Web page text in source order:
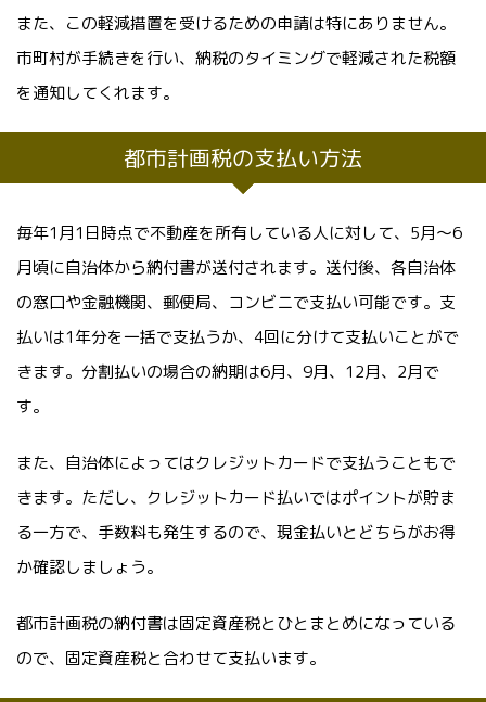
また、この軽減措置を受けるための申請は特にありません。
市町村が手続きを行い、納税のタイミングで軽減された税額
を通知してくれます。
都市計画税の支払い方法
毎年1月1日時点で不動産を所有している人に対して、5月〜6
月頃に自治体から納付書が送付されます。送付後、各自治体
の窓口や金融機関、郵便局、コンビニで支払い可能です。支
払いは1年分を一括で支払うか、4回に分けて支払いことがで
きます。分割払いの場合の納期は6月、9月、12月、2月で
す。
また、自治体によってはクレジットカードで支払うこともで
きます。ただし、クレジットカード払いではポイントが貯ま
る一方で、手数料も発生するので、現金払いとどちらがお得
か確認しましょう。
都市計画税の納付書は固定資産税とひとまとめになっている
ので、固定資産税と合わせて支払います。